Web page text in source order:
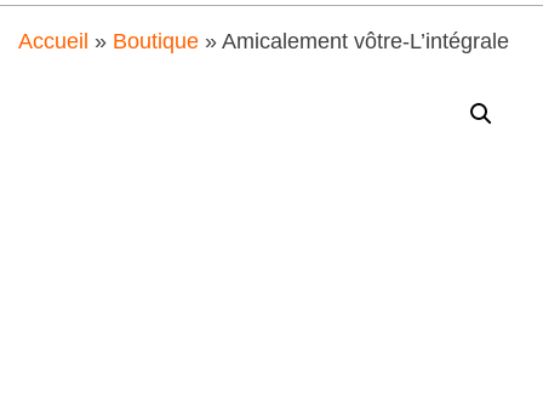
Accueil » Boutique » Amicalement vôtre-L’intégrale